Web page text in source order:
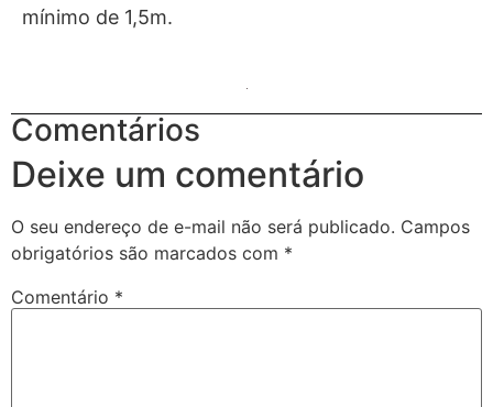
mínimo de 1,5m.
Comentários
Deixe um comentário
O seu endereço de e-mail não será publicado. Campos
obrigatórios são marcados com *
Comentário *